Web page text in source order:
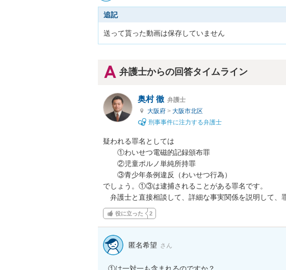
追記
送って貰った動画は保存していません
弁護士からの回答タイムライン
奥村 徹 弁護士
大阪府 > 大阪市北区
刑事事件に注力する弁護士
疑われる罪名としては
①わいせつ電磁的記録頒布罪
②児童ポルノ単純所持罪
③青少年条例違反（わいせつ行為）
でしょう。①③は逮捕されることがある罪名です。
弁護士と直接相談して、詳細な事実関係を説明して、
役に立った 2
匿名希望 さん
①は一対一も含まれるのですか？